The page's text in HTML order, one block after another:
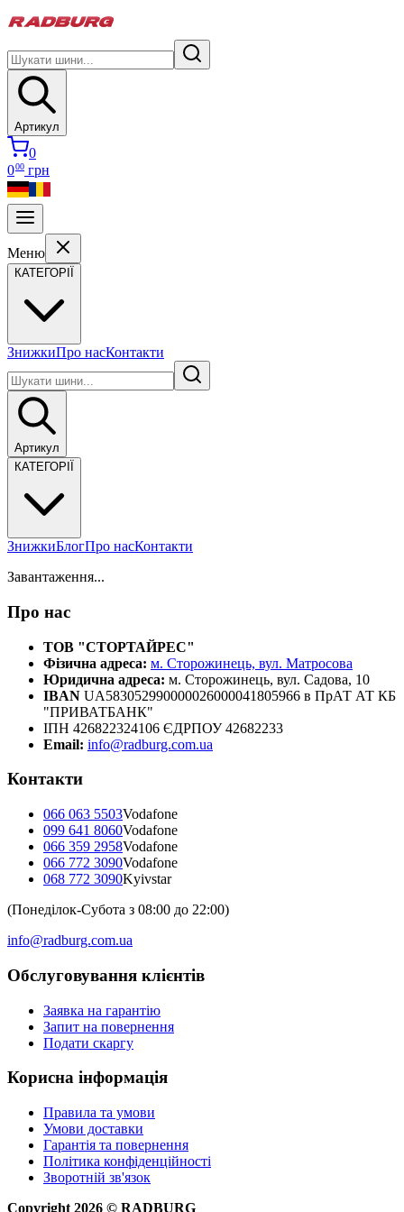
Артикул
0
000 грн
Меню
КАТЕГОРІЇ
ЗнижкиПро насКонтакти
Артикул
КАТЕГОРІЇ
ЗнижкиБлогПро насКонтакти
Завантаження...
Про нас
ТОВ "СТОРТАЙРЕС"
Фізична адреса: м. Сторожинець, вул. Матросова
Юридична адреса: м. Сторожинець, вул. Садова, 10
IBAN UA583052990000026000041805966 в ПрАТ АТ КБ
"ПРИВАТБАНК"
ІПН 426822324106 ЄДРПОУ 42682233
Email: info@radburg.com.ua
Контакти
066 063 5503Vodafone
099 641 8060Vodafone
066 359 2958Vodafone
066 772 3090Vodafone
068 772 3090Kyivstar
(Понеділок-Субота з 08:00 до 22:00)
info@radburg.com.ua
Обслуговування клієнтів
Заявка на гарантію
Запит на повернення
Подати скаргу
Корисна інформація
Правила та умови
Умови доставки
Гарантія та повернення
Політика конфіденційності
Зворотній зв'язок
Copyright 2026 © RADBURG